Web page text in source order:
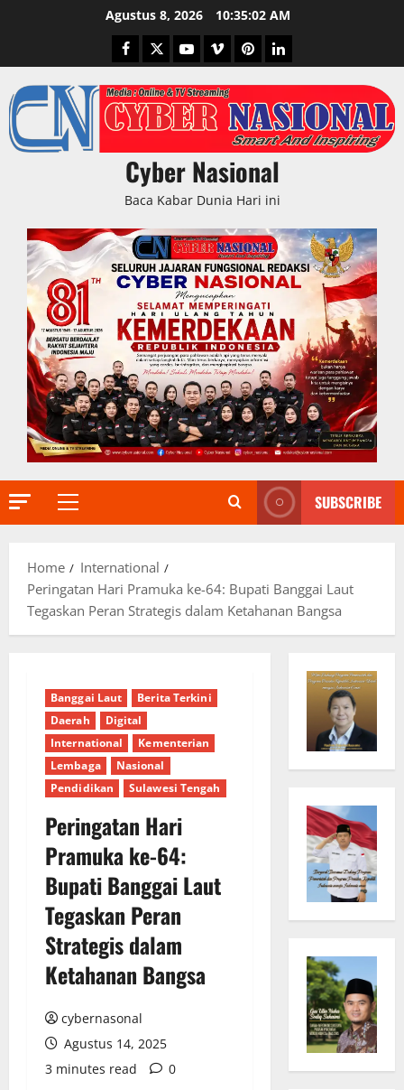
Agustus 8, 2026 10:35:03 AM
Facebook
TwitterYoutubeVimeoPinterestLinkedIn
Cyber Nasional
Baca Kabar Dunia Hari ini
Primary
SUBSCRIBE
Home
International
Peringatan Hari Pramuka ke-64: Bupati Banggai Laut
Tegaskan Peran Strategis dalam Ketahanan Bangsa
Banggai Laut
Berita Terkini
Daerah
Digital
International
Kementerian
Lembaga
Nasional
Pendidikan
Sulawesi Tengah
Peringatan Hari
Pramuka ke-64:
Bupati Banggai Laut
Tegaskan Peran
Strategis dalam
Ketahanan Bangsa
cybernasonal
Agustus 14, 2025
3 minutes read
0